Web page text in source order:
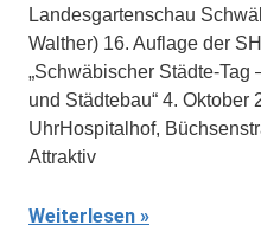
Landesgartenschau
Walther) 16. Auflage der
„Schwäbischer Städte-
und Städtebau“ 4. Oktober
UhrHospitalhof,
Attraktiv
Weiterlesen